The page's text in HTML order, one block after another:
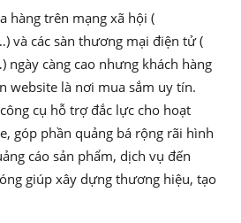
hàng trên mạng xã hội (
và các sàn thương mại điện tử (
ngày càng cao nhưng khách hàng
website là nơi mua sắm uy tín.
cụ hỗ trợ đắc lực cho hoạt
góp phần quảng bá rộng rãi hình
cáo sản phẩm, dịch vụ đến
giúp xây dựng thương hiệu, tạo